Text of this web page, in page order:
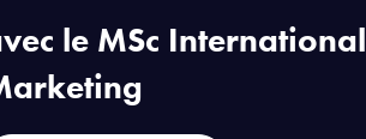
le MSc International